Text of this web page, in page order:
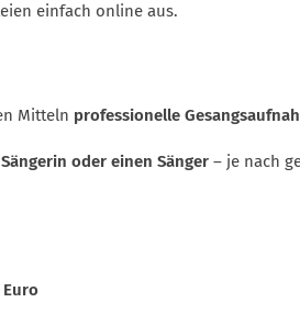
einfach online aus.
Mitteln professionelle
oder einen Sänger – je nach
Euro